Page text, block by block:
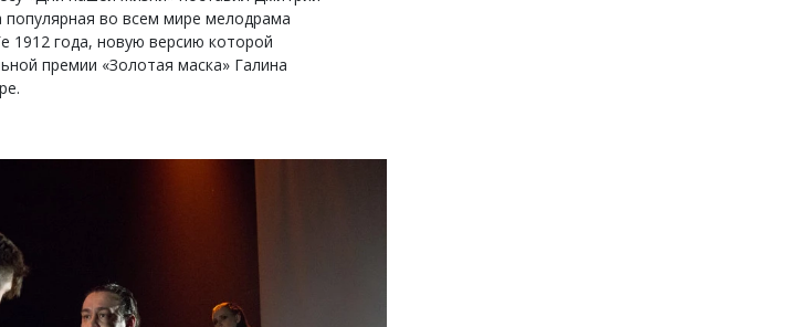
во всем мире мелодрама
1912 года, новую версию которой
премии «Золотая маска» Галина